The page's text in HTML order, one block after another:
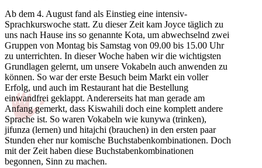
Ab dem 4. August fand als Einstieg eine intensiv-
Sprachkurswoche statt. Zu dieser Zeit kam Joyce täglich zu
uns nach Hause ins so genannte Kota, um abwechselnd zwei
Gruppen von Montag bis Samstag von 09.00 bis 15.00 Uhr
zu unterrichten. In dieser Woche haben wir die wichtigsten
Grundlagen gelernt, um unsere Vokabeln auch anwenden zu
können. So war der erste Besuch beim Markt ein voller
Erfolg, und auch im Restaurant hat die Bestellung
einwandfrei geklappt. Andererseits hat man gerade am
Anfang gemerkt, dass Kiswahili doch eine komplett andere
Sprache ist. So waren Vokabeln wie kunywa (trinken),
jifunza (lernen) und hitajchi (brauchen) in den ersten paar
Stunden eher nur komische Buchstabenkombinationen. Doch
mit der Zeit haben diese Buchstabenkombinationen
begonnen, Sinn zu machen.